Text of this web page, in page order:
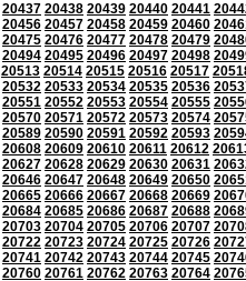
20437 20438 20439 20440 20441
20456 20457 20458 20459 20460
20475 20476 20477 20478 20479
20494 20495 20496 20497 20498
20513 20514 20515 20516 20517
20532 20533 20534 20535 20536
20551 20552 20553 20554 20555
20570 20571 20572 20573 20574
20589 20590 20591 20592 20593
20608 20609 20610 20611 20612
20627 20628 20629 20630 20631
20646 20647 20648 20649 20650
20665 20666 20667 20668 20669
20684 20685 20686 20687 20688
20703 20704 20705 20706 20707
20722 20723 20724 20725 20726
20741 20742 20743 20744 20745
20760 20761 20762 20763 20764